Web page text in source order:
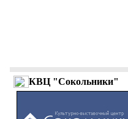
КВЦ "Сокольники"